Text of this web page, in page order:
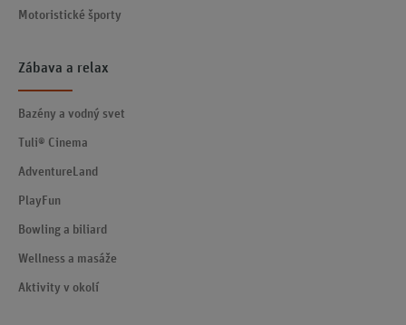
Motoristické športy
Zábava a relax
Bazény a vodný svet
Tuli® Cinema
AdventureLand
PlayFun
Bowling a biliard
Wellness a masáže
Aktivity v okolí